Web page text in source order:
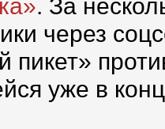
через
пикет»
уже в